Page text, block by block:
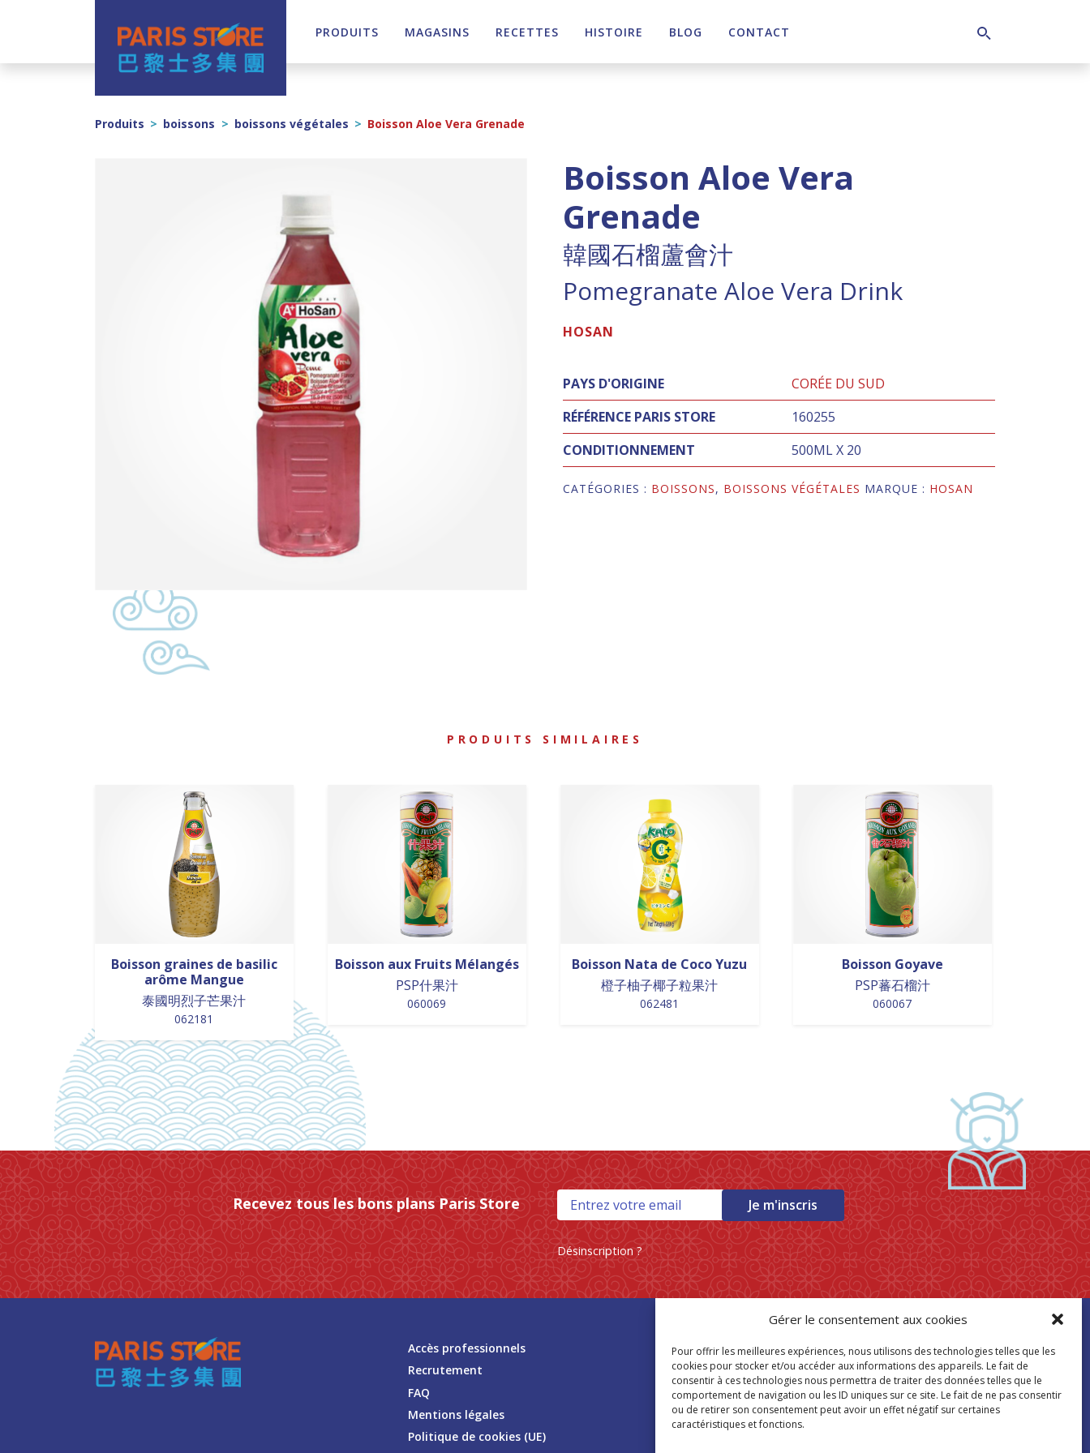
Gérer le consentement aux cookies
Pour offrir les meilleures expériences, nous utilisons des technologies telles que les
cookies pour stocker et/ou accéder aux informations des appareils. Le fait de
consentir à ces technologies nous permettra de traiter des données telles que le
comportement de navigation ou les ID uniques sur ce site. Le fait de ne pas consentir
ou de retirer son consentement peut avoir un effet négatif sur certaines
caractéristiques et fonctions.
Navigation principale PRODUITS MAGASINS RECETTES HISTOIRE BLOG CONTACT
Produits > boissons > boissons végétales > Boisson Aloe Vera Grenade
Boisson Aloe Vera
Grenade
韓國石榴蘆會汁
Pomegranate Aloe Vera Drink
HOSAN
PAYS D'ORIGINE
CORÉE DU SUD
RÉFÉRENCE PARIS STORE
160255
CONDITIONNEMENT
500ML X 20
CATÉGORIES : BOISSONS, BOISSONS VÉGÉTALES MARQUE : HOSAN
PRODUITS SIMILAIRES
Boisson graines de basilic
arôme Mangue
泰國明烈子芒果汁
062181
Boisson aux Fruits Mélangés
PSP什果汁
060069
Boisson Nata de Coco Yuzu
橙子柚子椰子粒果汁
062481
Boisson Goyave
PSP蕃石榴汁
060067
Recevez tous les bons plans Paris Store Je m'inscris
Désinscription ?
Accès professionnels
Recrutement
FAQ
Mentions légales
Politique de cookies (UE)
Trouver mon
magasin Paris Store
Où nous trouver